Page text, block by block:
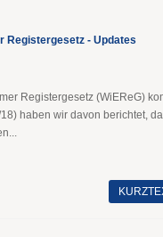
Registergesetz - Updates
Registergesetz (WiEReG)
haben wir davon berichtet,